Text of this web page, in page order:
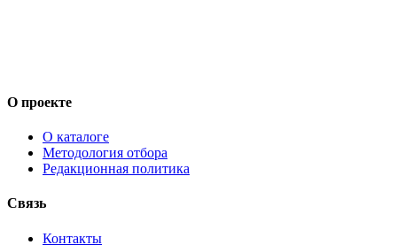
О проекте
О каталоге
Методология отбора
Редакционная политика
Связь
Контакты